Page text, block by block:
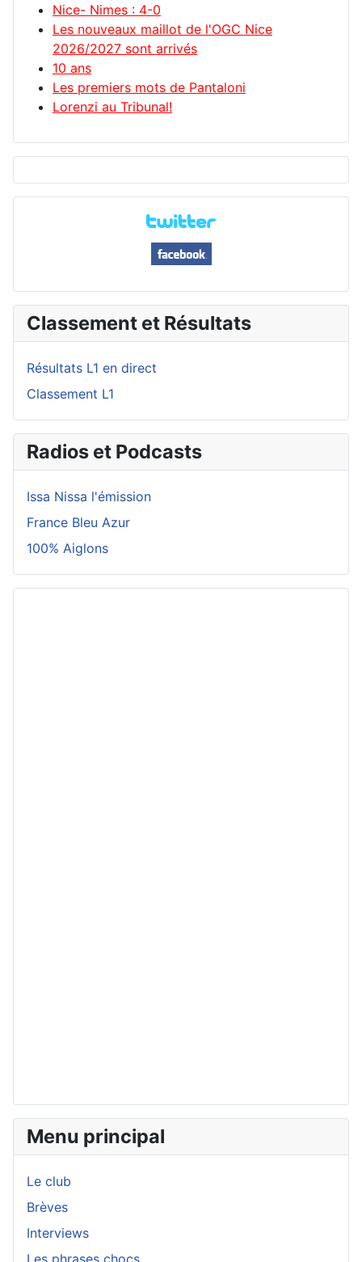
Nice- Nimes : 4-0
Les nouveaux maillot de l'OGC Nice
2026/2027 sont arrivés
10 ans
Les premiers mots de Pantaloni
Lorenzi au Tribunal!
Classement et Résultats
Résultats L1 en direct
Classement L1
Radios et Podcasts
Issa Nissa l'émission
France Bleu Azur
100% Aiglons
Menu principal
Le club
Brèves
Interviews